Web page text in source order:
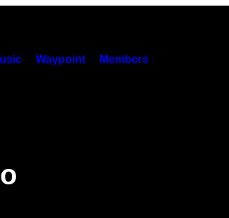
Waypoint Members